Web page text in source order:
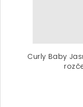
Curly Baby